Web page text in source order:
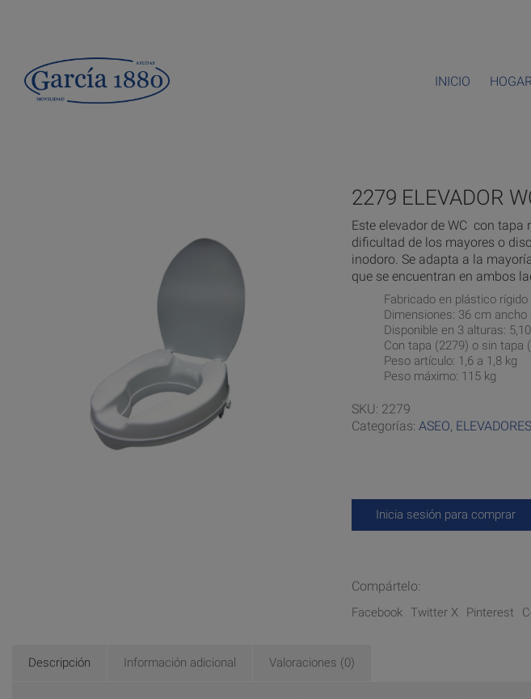
INICIO
2279 ELEVADOR
Este elevador de WC con
dificultad de los mayores o
inodoro. Se adapta a la
que se encuentran en ambos
Fabricado en plástico rígido
Dimensiones: 36 cm
Disponible en 3 alturas:
Con tapa (2279) o sin tapa
Peso artículo: 1,6 a 1,8 kg
Peso máximo: 115 kg
SKU: 2279
Categorías: ASEO,
Inicia sesión para comprar
Compártelo:
Facebook Twitter X Pinterest
Descripción Información adicional Valoraciones (0)